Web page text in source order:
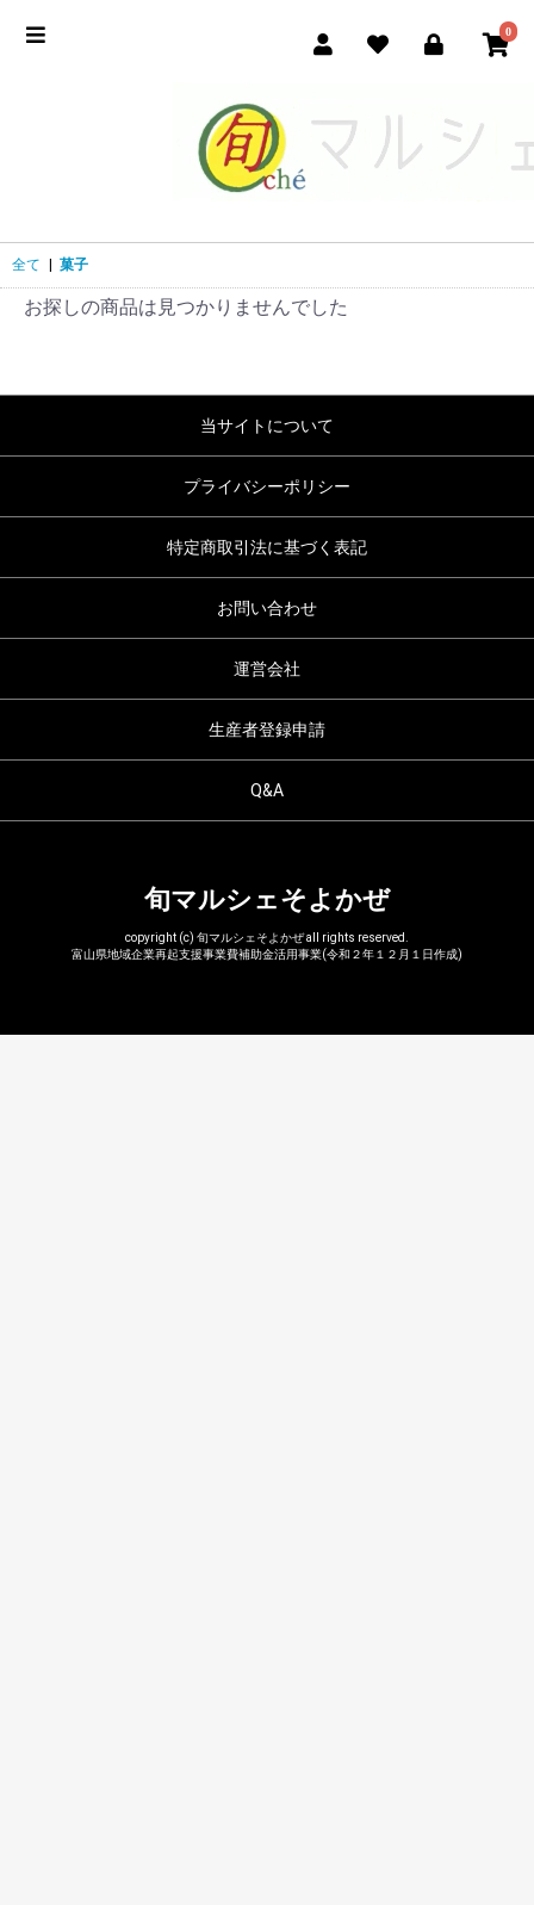
0
全て 菓子
お探しの商品は見つかりませんでした
当サイトについて
プライバシーポリシー
特定商取引法に基づく表記
お問い合わせ
運営会社
生産者登録申請
Q&A
旬マルシェそよかぜ
copyright (c) 旬マルシェそよかぜ all rights reserved.
富山県地域企業再起支援事業費補助金活用事業(令和２年１２月１日作成)